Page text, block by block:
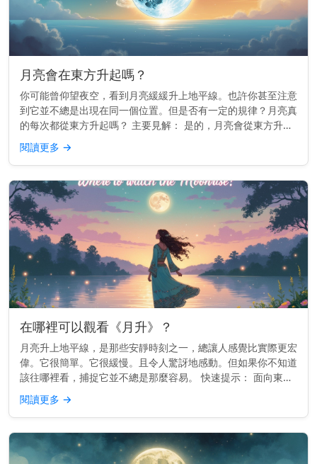
月亮會在東方升起嗎？
你可能曾仰望夜空，看到月亮緩緩升上地平線。也許你甚至注意
到它並不總是出現在同一個位置。但是否有一定的規律？月亮真
的每次都從東方升起嗎？ 主要見解： 是的，月亮會從東方升起
——或非常接近東方——就像太陽一樣。 為什麼月亮會跟隨東
方 這一切都與...
閱讀更多 →
在哪裡可以觀看《月升》？
月亮升上地平線，是那些安靜時刻之一，總讓人感覺比實際更宏
偉。它很簡單。它很緩慢。且令人驚訝地感動。但如果你不知道
該往哪裡看，捕捉它並不總是那麼容易。 快速提示： 面向東
方，視野開闊，能看到地平線。較高的地勢或面向開闊天空的海
灘效果最佳。 為...
閱讀更多 →